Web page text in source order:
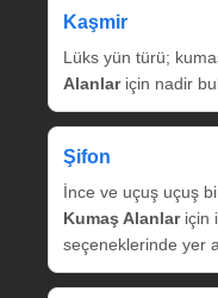
Kaşmir
Lüks yün türü;
Alanlariçin nadir
Şifon
İnce ve uçuş uçuş
Kumaş Alanlariçin
seçeneklerinde yer